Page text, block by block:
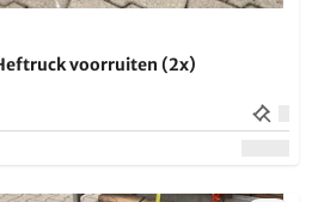
voorruiten (2x)